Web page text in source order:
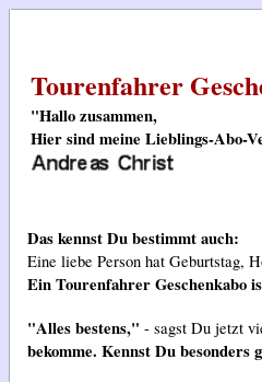
Tourenfahrer
"Hallo zusammen,
Hier sind meine Lieblings-Abo-
Das kennst Du bestimmt auch:
Eine liebe Person hat Geburtstag,
Ein Tourenfahrer Geschenkabo
"Alles bestens," - sagst Du jetzt
bekomme. Kennst Du